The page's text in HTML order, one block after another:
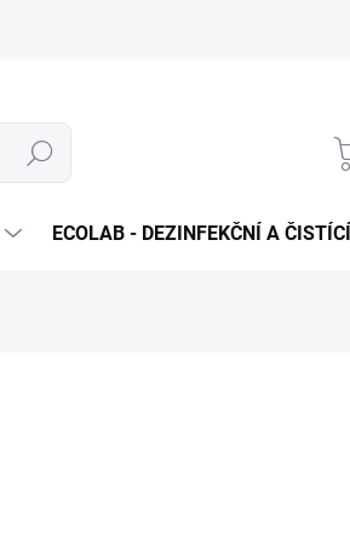
Hledat
ECOLAB - DEZINFEKČNÍ A